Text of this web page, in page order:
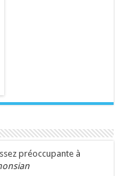
préoccupante à